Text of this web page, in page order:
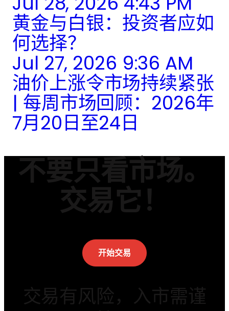
黄金与白银：投资者应如
何选择？
Jul 27, 2026 9:36 AM
油价上涨令市场持续紧张
| 每周市场回顾：2026年
7月20日至24日
不要只看市场。
交易它！
开始交易
交易有风险，入市需谨